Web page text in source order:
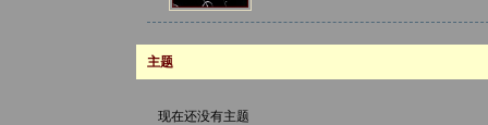
主题
现在还没有主题